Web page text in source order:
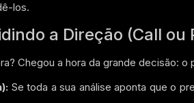
los.
a Direção (Call ou
Chegou a hora da grande decisão: o
Se toda a sua análise aponta que o